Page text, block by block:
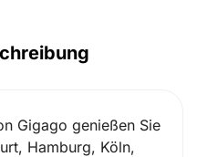
Gigago genießen Sie
Hamburg, Köln,